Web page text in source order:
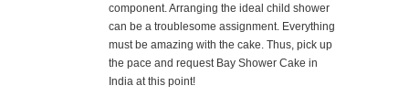
component. Arranging the ideal child shower
can be a troublesome assignment. Everything
must be amazing with the cake. Thus, pick up
the pace and request Bay Shower Cake in
India at this point!